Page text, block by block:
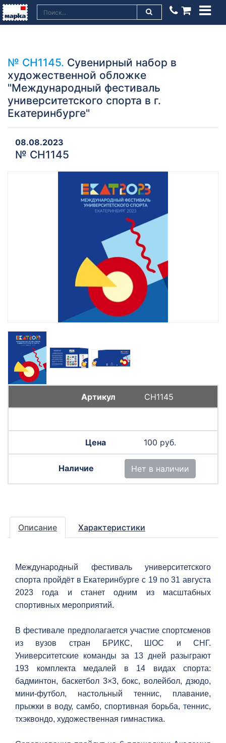
№ СН1145. Сувенирный набор в
художественной обложке
"Международный фестиваль
университетского спорта в г.
Екатеринбурге"
08.08.2023
№ СН1145
СН1145
100 руб.
Нет в наличии
Описание Характеристики
Международный фестиваль университетского
спорта пройдёт в Екатеринбурге с 19 по 31 августа
2023 года и станет одним из масштабных
спортивных мероприятий.
В фестивале предполагается участие спортсменов
из вузов стран БРИКС, ШОС и СНГ.
Университетские команды за 13 дней разыграют
193 комплекта медалей в 14 видах спорта:
бадминтон, баскетбол 3×3, бокс, волейбол, дзюдо,
мини-футбол, настольный теннис, плавание,
прыжки в воду, самбо, спортивная борьба, теннис,
тхэквондо, художественная гимнастика.